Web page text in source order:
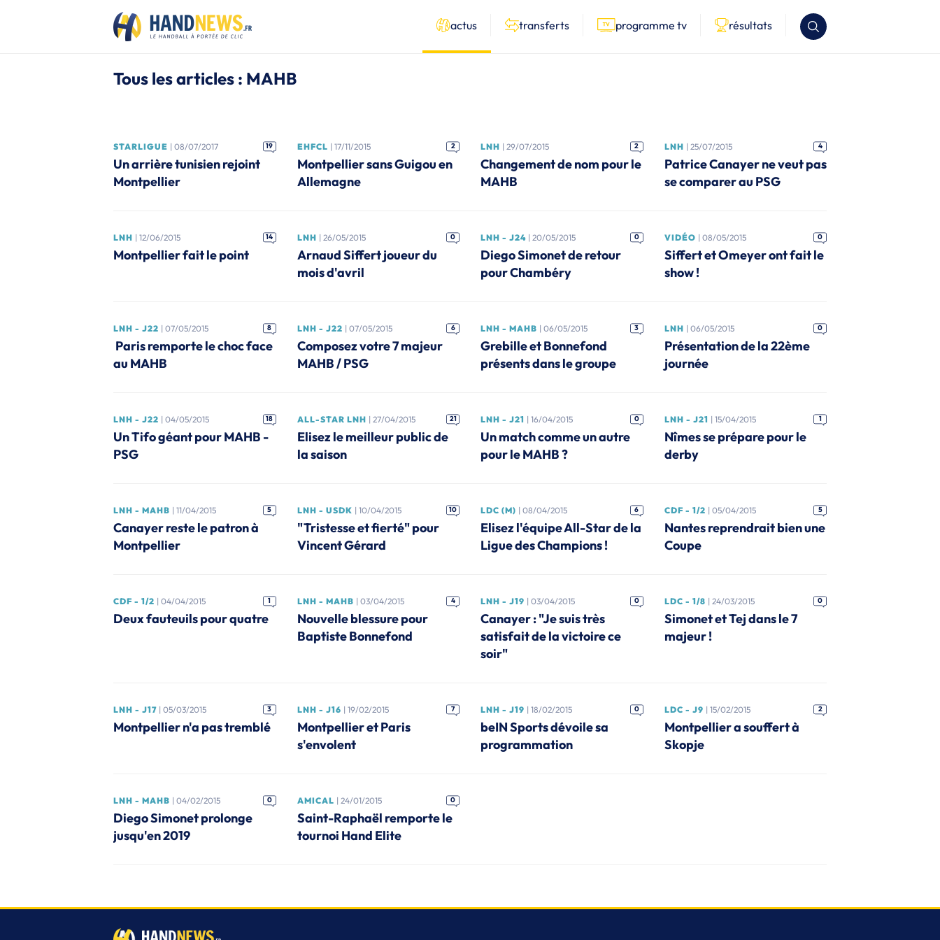
actus transferts programme tv résultats
Tous les articles : MAHB
STARLIGUE | 08/07/2017 19
Un arrière tunisien rejoint
Montpellier
EHFCL | 17/11/2015 2
Montpellier sans Guigou en
Allemagne
LNH | 29/07/2015 2
Changement de nom pour le
MAHB
LNH | 25/07/2015 4
Patrice Canayer ne veut pas
se comparer au PSG
LNH | 12/06/2015 14
Montpellier fait le point
LNH | 26/05/2015 0
Arnaud Siffert joueur du
mois d'avril
LNH - J24 | 20/05/2015 0
Diego Simonet de retour
pour Chambéry
VIDÉO | 08/05/2015 0
Siffert et Omeyer ont fait le
show !
LNH - J22 | 07/05/2015 8
Paris remporte le choc face
au MAHB
LNH - J22 | 07/05/2015 6
Composez votre 7 majeur
MAHB / PSG
LNH - MAHB | 06/05/2015 3
Grebille et Bonnefond
présents dans le groupe
LNH | 06/05/2015 0
Présentation de la 22ème
journée
LNH - J22 | 04/05/2015 18
Un Tifo géant pour MAHB -
PSG
ALL-STAR LNH | 27/04/2015 21
Elisez le meilleur public de
la saison
LNH - J21 | 16/04/2015 0
Un match comme un autre
pour le MAHB ?
LNH - J21 | 15/04/2015 1
Nîmes se prépare pour le
derby
LNH - MAHB | 11/04/2015 5
Canayer reste le patron à
Montpellier
LNH - USDK | 10/04/2015 10
"Tristesse et fierté" pour
Vincent Gérard
LDC (M) | 08/04/2015 6
Elisez l'équipe All-Star de la
Ligue des Champions !
CDF - 1/2 | 05/04/2015 5
Nantes reprendrait bien une
Coupe
CDF - 1/2 | 04/04/2015 1
Deux fauteuils pour quatre
LNH - MAHB | 03/04/2015 4
Nouvelle blessure pour
Baptiste Bonnefond
LNH - J19 | 03/04/2015 0
Canayer : "Je suis très
satisfait de la victoire ce
soir"
LDC - 1/8 | 24/03/2015 0
Simonet et Tej dans le 7
majeur !
LNH - J17 | 05/03/2015 3
Montpellier n'a pas tremblé
LNH - J16 | 19/02/2015 7
Montpellier et Paris
s'envolent
LNH - J19 | 18/02/2015 0
beIN Sports dévoile sa
programmation
LDC - J9 | 15/02/2015 2
Montpellier a souffert à
Skopje
LNH - MAHB | 04/02/2015 0
Diego Simonet prolonge
jusqu'en 2019
AMICAL | 24/01/2015 0
Saint-Raphaël remporte le
tournoi Hand Elite